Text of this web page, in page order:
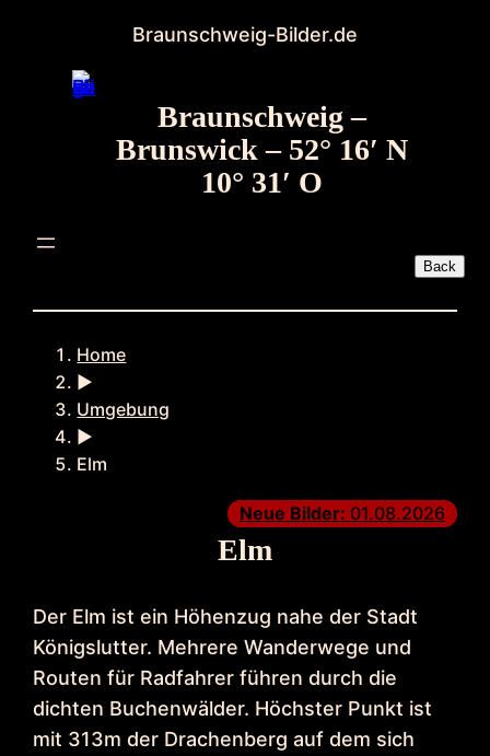
springen
Braunschweig-Bilder.de
Braunschweig –
Brunswick – 52° 16′ N
10° 31′ O
Home
►
Umgebung
►
Elm
Neue Bilder: 01.08.2026
Elm
Der Elm ist ein Höhenzug nahe der Stadt
Königslutter. Mehrere Wanderwege und
Routen für Radfahrer führen durch die
dichten Buchenwälder. Höchster Punkt ist
mit 313m der Drachenberg auf dem sich